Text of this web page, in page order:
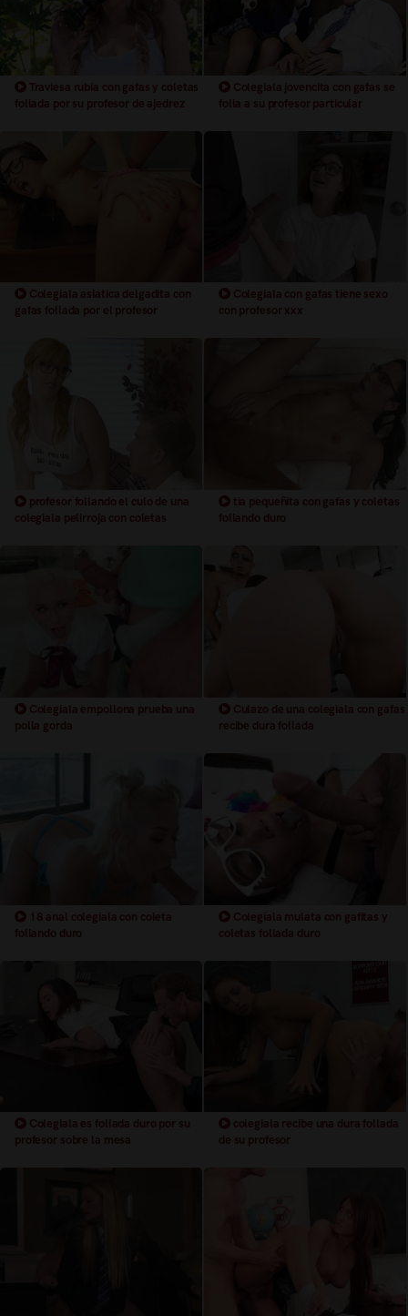
Traviesa rubia con gafas y coletas
follada por su profesor de ajedrez
Colegiala jovencita con gafas se
folla a su profesor particular
Colegiala asiatica delgadita con
gafas follada por el profesor
Colegiala con gafas tiene sexo
con profesor xxx
profesor follando el culo de una
colegiala pelirroja con coletas
tia pequeñita con gafas y coletas
follando duro
Colegiala empollona prueba una
polla gorda
Culazo de una colegiala con gafas
recibe dura follada
18 anal colegiala con coleta
follando duro
Colegiala mulata con gafitas y
coletas follada duro
Colegiala es follada duro por su
profesor sobre la mesa
colegiala recibe una dura follada
de su profesor